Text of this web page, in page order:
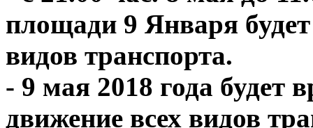
площади 9 Января
видов транспорта.
- 9 мая 2018 года будет
движение всех видов